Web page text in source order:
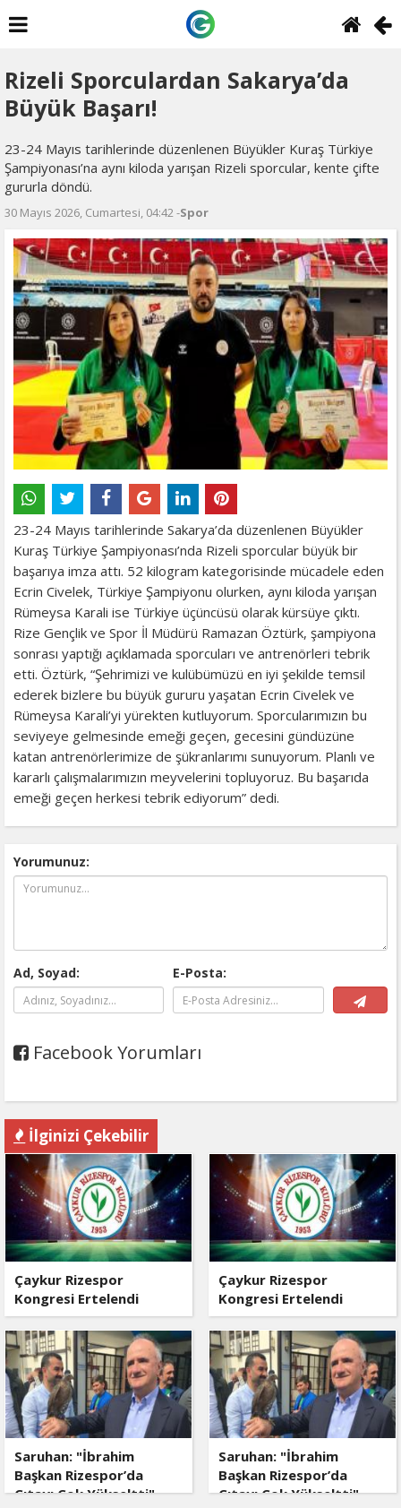
Rizeli Sporculardan Sakarya’da
Büyük Başarı!
23-24 Mayıs tarihlerinde düzenlenen Büyükler Kuraş Türkiye
Şampiyonası’na aynı kiloda yarışan Rizeli sporcular, kente çifte
gururla döndü.
30 Mayıs 2026, Cumartesi, 04:42 -Spor
23-24 Mayıs tarihlerinde Sakarya’da düzenlenen Büyükler
Kuraş Türkiye Şampiyonası’nda Rizeli sporcular büyük bir
başarıya imza attı. 52 kilogram kategorisinde mücadele eden
Ecrin Civelek, Türkiye Şampiyonu olurken, aynı kiloda yarışan
Rümeysa Karali ise Türkiye üçüncüsü olarak kürsüye çıktı.
Rize Gençlik ve Spor İl Müdürü Ramazan Öztürk, şampiyona
sonrası yaptığı açıklamada sporcuları ve antrenörleri tebrik
etti. Öztürk, “Şehrimizi ve kulübümüzü en iyi şekilde temsil
ederek bizlere bu büyük gururu yaşatan Ecrin Civelek ve
Rümeysa Karali’yi yürekten kutluyorum. Sporcularımızın bu
seviyeye gelmesinde emeği geçen, gecesini gündüzüne
katan antrenörlerimize de şükranlarımı sunuyorum. Planlı ve
kararlı çalışmalarımızın meyvelerini topluyoruz. Bu başarıda
emeği geçen herkesi tebrik ediyorum” dedi.
Yorumunuz:
Ad, Soyad: E-Posta:
Facebook Yorumları
İlginizi Çekebilir
Çaykur Rizespor
Kongresi Ertelendi
Çaykur Rizespor
Kongresi Ertelendi
Saruhan: "İbrahim
Başkan Rizespor’da
Çıtayı Çok Yükseltti"
Saruhan: "İbrahim
Başkan Rizespor’da
Çıtayı Çok Yükseltti"